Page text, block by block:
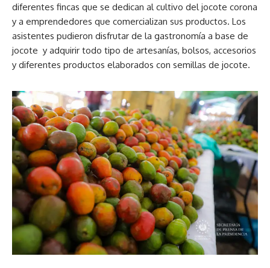
diferentes fincas que se dedican al cultivo del jocote corona
y a emprendedores que comercializan sus productos. Los
asistentes pudieron disfrutar de la gastronomía a base de
jocote y adquirir todo tipo de artesanías, bolsos, accesorios
y diferentes productos elaborados con semillas de jocote.